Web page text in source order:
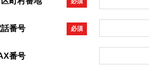
番号 必須
番号